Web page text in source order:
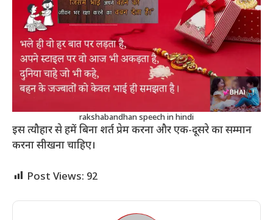
rakshabandhan speech in hindi
इस त्यौहार से हमें बिना शर्त प्रेम करना और एक-दूसरे का सम्मान
करना सीखना चाहिए।
Post Views: 92